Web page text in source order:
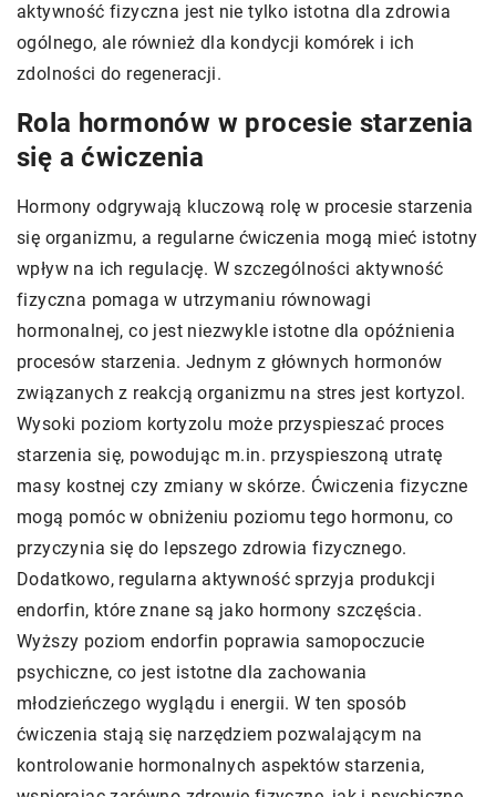
aktywność fizyczna jest nie tylko istotna dla zdrowia
ogólnego, ale również dla kondycji komórek i ich
zdolności do regeneracji.
Rola hormonów w procesie starzenia
się a ćwiczenia
Hormony odgrywają kluczową rolę w procesie starzenia
się organizmu, a regularne ćwiczenia mogą mieć istotny
wpływ na ich regulację. W szczególności aktywność
fizyczna pomaga w utrzymaniu równowagi
hormonalnej, co jest niezwykle istotne dla opóźnienia
procesów starzenia. Jednym z głównych hormonów
związanych z reakcją organizmu na stres jest kortyzol.
Wysoki poziom kortyzolu może przyspieszać proces
starzenia się, powodując m.in. przyspieszoną utratę
masy kostnej czy zmiany w skórze. Ćwiczenia fizyczne
mogą pomóc w obniżeniu poziomu tego hormonu, co
przyczynia się do lepszego zdrowia fizycznego.
Dodatkowo, regularna aktywność sprzyja produkcji
endorfin, które znane są jako hormony szczęścia.
Wyższy poziom endorfin poprawia samopoczucie
psychiczne, co jest istotne dla zachowania
młodzieńczego wyglądu i energii. W ten sposób
ćwiczenia stają się narzędziem pozwalającym na
kontrolowanie hormonalnych aspektów starzenia,